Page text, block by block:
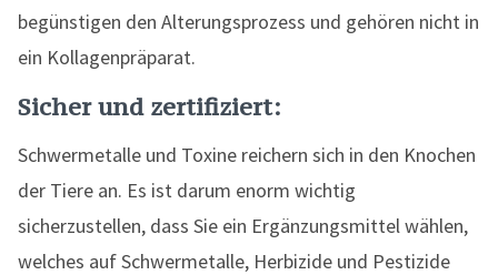
begünstigen den Alterungsprozess und gehören nicht in
ein Kollagenpräparat.
Sicher und zertifiziert:
Schwermetalle und Toxine reichern sich in den Knochen
der Tiere an. Es ist darum enorm wichtig
sicherzustellen, dass Sie ein Ergänzungsmittel wählen,
welches auf Schwermetalle, Herbizide und Pestizide